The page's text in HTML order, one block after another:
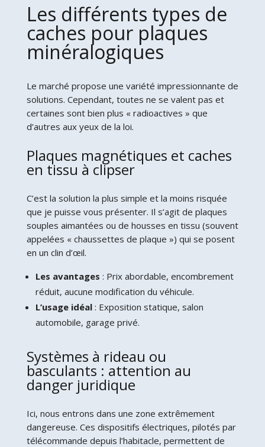
Les différents types de
caches pour plaques
minéralogiques
Le marché propose une variété impressionnante de
solutions. Cependant, toutes ne se valent pas et
certaines sont bien plus « radioactives » que
d’autres aux yeux de la loi.
Plaques magnétiques et caches
en tissu à clipser
C’est la solution la plus simple et la moins risquée
que je puisse vous présenter. Il s’agit de plaques
souples aimantées ou de housses en tissu (souvent
appelées « chaussettes de plaque ») qui se posent
en un clin d’œil.
Les avantages : Prix abordable, encombrement
réduit, aucune modification du véhicule.
L’usage idéal: Exposition statique, salon
automobile, garage privé.
Systèmes à rideau ou
basculants : attention au
danger juridique
Ici, nous entrons dans une zone extrêmement
dangereuse. Ces dispositifs électriques, pilotés par
télécommande depuis l’habitacle, permettent de